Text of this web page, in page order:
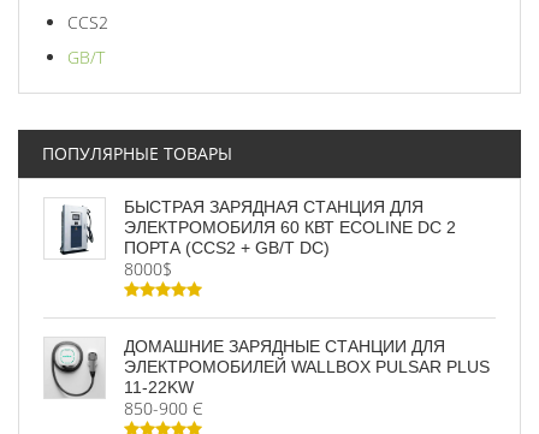
CCS2
GB/T
ПОПУЛЯРНЫЕ ТОВАРЫ
БЫСТРАЯ ЗАРЯДНАЯ СТАНЦИЯ ДЛЯ
ЭЛЕКТРОМОБИЛЯ 60 КВТ ECOLINE DC 2
ПОРТА (CCS2 + GB/T DC)
8000$
ДОМАШНИЕ ЗАРЯДНЫЕ СТАНЦИИ ДЛЯ
ЭЛЕКТРОМОБИЛЕЙ WALLBOX PULSAR PLUS
11-22KW
850-900 Є